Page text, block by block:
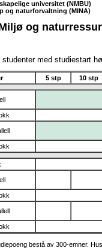
universitet (NMBU)
og naturforvaltning (MINA)
og
med studiestart
5 stp 10 stp
bestå av 300-emner.